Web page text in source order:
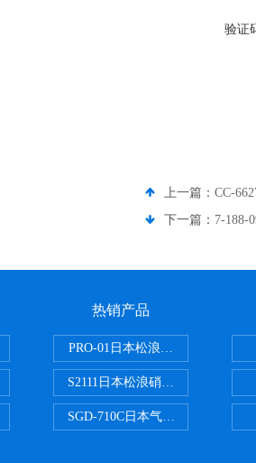
验证
上一篇： CC-
下一篇： 7-188-
热销产品
PRO-01日本松浪硝子玻璃制品载
S2111日本松浪硝子载玻片
SGD-710C日本气体分割器